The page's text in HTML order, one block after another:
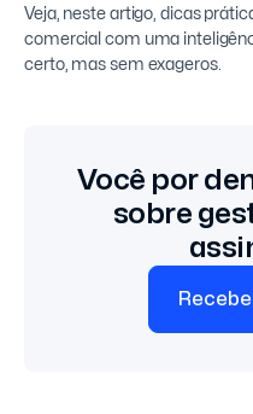
Veja, neste artigo, dicas
comercial com uma
certo, mas sem exageros.
Você por
sobre